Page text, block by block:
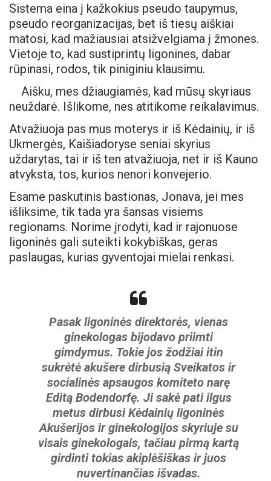
Sistema eina į kažkokius pseudo taupymus,
pseudo reorganizacijas, bet iš tiesų aiškiai
matosi, kad mažiausiai atsižvelgiama į žmones.
Vietoje to, kad sustiprintų ligonines, dabar
rūpinasi, rodos, tik piniginiu klausimu.
Aišku, mes džiaugiamės, kad mūsų skyriaus
neuždarė. Išlikome, nes atitikome reikalavimus.
Atvažiuoja pas mus moterys ir iš Kėdainių, ir iš
Ukmergės, Kaišiadoryse seniai skyrius
uždarytas, tai ir iš ten atvažiuoja, net ir iš Kauno
atvyksta, tos, kurios nenori konvejerio.
Esame paskutinis bastionas, Jonava, jei mes
išliksime, tik tada yra šansas visiems
regionams. Norime įrodyti, kad ir rajonuose
ligoninės gali suteikti kokybiškas, geras
paslaugas, kurias gyventojai mielai renkasi.
Pasak ligoninės direktorės, vienas
ginekologas bijodavo priimti
gimdymus. Tokie jos žodžiai itin
sukrėtė akušere dirbusią Sveikatos ir
socialinės apsaugos komiteto narę
Editą Bodendorfę. Ji sakė pati ilgus
metus dirbusi Kėdainių ligoninės
Akušerijos ir ginekologijos skyriuje su
visais ginekologais, tačiau pirmą kartą
girdinti tokias akiplėšiškas ir juos
nuvertinančias išvadas.